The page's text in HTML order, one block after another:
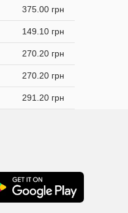
375.00 грн
149.10 грн
270.20 грн
270.20 грн
291.20 грн